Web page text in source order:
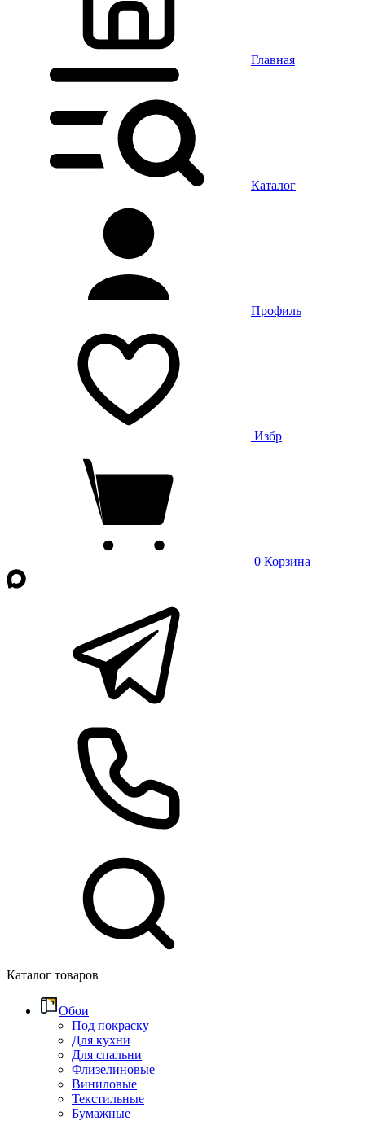
Главная
Каталог
Профиль
Избр
0 Корзина
Каталог товаров
Обои
Под покраску
Для кухни
Для спальни
Флизелиновые
Виниловые
Текстильные
Бумажные